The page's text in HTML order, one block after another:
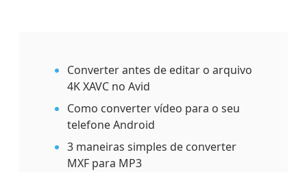
Converter antes de editar o arquivo
4K XAVC no Avid
Como converter vídeo para o seu
telefone Android
3 maneiras simples de converter
MXF para MP3